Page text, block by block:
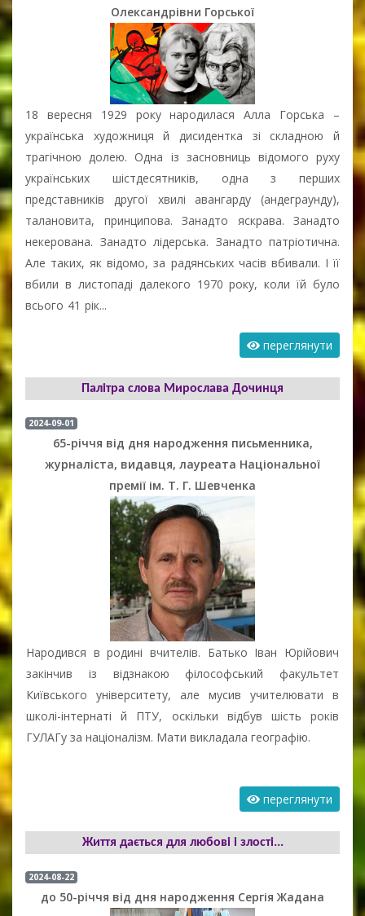
Олександрівни Горської
18 вересня 1929 року народилася Алла Горська –
українська художниця й дисидентка зі складною й
трагічною долею. Одна із засновниць відомого руху
українських шістдесятників, одна з перших
представників другої хвилі авангарду (андеграунду),
талановита, принципова. Занадто яскрава. Занадто
некерована. Занадто лідерська. Занадто патріотична.
Але таких, як відомо, за радянських часів вбивали. І її
вбили в листопаді далекого 1970 року, коли їй було
всього 41 рік...
переглянути
Палітра слова Мирослава Дочинця
2024-09-01
65-річчя від дня народження письменника,
журналіста, видавця, лауреата Національної
премії ім. Т. Г. Шевченка
Народився в родині вчителів. Батько Іван Юрійович
закінчив із відзнакою філософський факультет
Київського університету, але мусив учителювати в
школі-інтернаті й ПТУ, оскільки відбув шість років
ГУЛАГу за націоналізм. Мати викладала географію.
переглянути
Життя дається для любові і злості...
2024-08-22
до 50-річчя від дня народження Сергія Жадана